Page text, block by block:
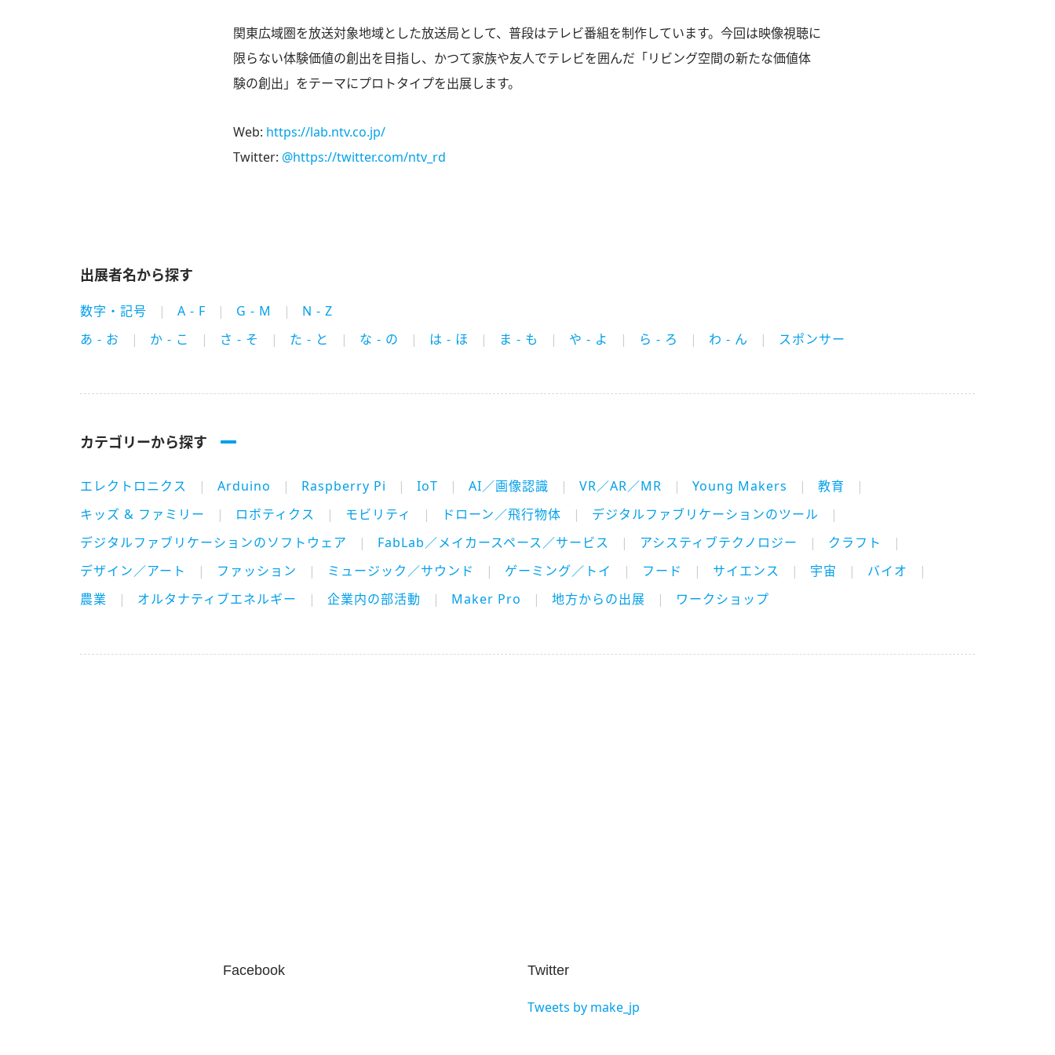
関東広域圏を放送対象地域とした放送局として、普段はテレビ番組を制作しています。今回は映像視聴に
限らない体験価値の創出を目指し、かつて家族や友人でテレビを囲んだ「リビング空間の新たな価値体
験の創出」をテーマにプロトタイプを出展します。
Web: https://lab.ntv.co.jp/
Twitter: @https://twitter.com/ntv_rd
出展者名から探す
数字・記号 A - F G - M
N - Z
あ - お
か - こ さ - そ た - と な - の は - ほ ま - も や - よ ら - ろ わ - ん スポンサー
カテゴリーから探す
エレクトロニクス Arduino Raspberry Pi IoT AI／画像認識 VR／AR／MR Young Makers
教育
キッズ & ファミリー
ロボティクス モビリティ ドローン／飛行物体
デジタルファブリケーションのツール
デジタルファブリケーションのソフトウェア
FabLab／メイカースペース／サービス アシスティブテクノロジー
クラフト
デザイン／アート
ファッション ミュージック／サウンド ゲーミング／トイ フード サイエンス 宇宙
バイオ
農業
オルタナティブエネルギー 企業内の部活動 Maker Pro 地方からの出展 ワークショップ
Facebook Twitter
Tweets by make_jp